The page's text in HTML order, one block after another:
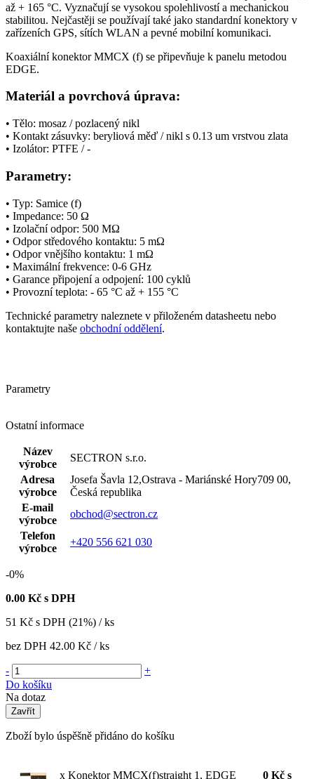
až + 165 °C. Vyznačují se vysokou spolehlivostí a mechanickou
stabilitou. Nejčastěji se používají také jako standardníkonektory v
zařízeních GPS, sítích WLAN a pevné mobilní komunikaci.
Koaxiálníkonektor MMCX (f) se připevňuje k panelu metodou
EDGE.
Materiál a povrchová úprava:
• Tělo: mosaz / pozlacený nikl
• Kontakt zásuvky: beryliová měď / nikl s 0.13 um vrstvou zlata
• Izolátor: PTFE / -
Parametry:
• Typ: Samice (f)
• Impedance: 50 Ω
• Izolační odpor: 500 MΩ
• Odpor středového kontaktu: 5 mΩ
• Odpor vnějšího kontaktu: 1 mΩ
• Maximálnífrekvence: 0-6 GHz
• Garance připojení a odpojení: 100 cyklů
• Provozní teplota: - 65 °C až + 155 °C
Technické parametry naleznete v přiloženém datasheetu nebo
kontaktujte naše obchodní oddělení.
Parametry
Ostatní informace
Název
výrobce
SECTRON s.r.o.
Adresa
výrobce
Josefa Šavla 12,Ostrava - Mariánské Hory709 00,
Česká republika
E-mail
výrobce
obchod@sectron.cz
Telefon
výrobce
+420 556 621 030
-0%
0.00 Kč s DPH
51 Kč s DPH (21%) / ks
bez DPH 42.00 Kč / ks
-
+
Do košíku
Na dotaz
Zavřít
Zboží bylo úspěšně přidáno do košíku
x Konektor MMCX(f)straight 1, EDGE 0 Kč s